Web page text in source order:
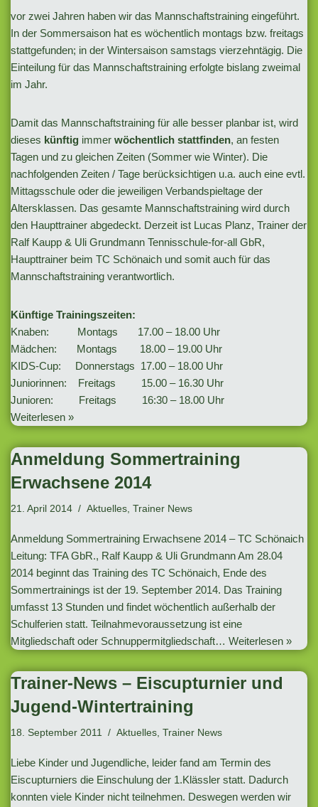
vor zwei Jahren haben wir das Mannschaftstraining eingeführt.
In der Sommersaison hat es wöchentlich montags bzw. freitags
stattgefunden; in der Wintersaison samstags vierzehntägig. Die
Einteilung für das Mannschaftstraining erfolgte bislang zweimal
im Jahr.
Damit das Mannschaftstraining für alle besser planbar ist, wird
dieses künftig immer wöchentlich stattfinden, an festen
Tagen und zu gleichen Zeiten (Sommer wie Winter). Die
nachfolgenden Zeiten / Tage berücksichtigen u.a. auch eine evtl.
Mittagsschule oder die jeweiligen Verbandspieltage der
Altersklassen. Das gesamte Mannschaftstraining wird durch
den Haupttrainer abgedeckt. Derzeit ist Lucas Planz, Trainer der
Ralf Kaupp & Uli Grundmann Tennisschule-for-all GbR,
Haupttrainer beim TC Schönaich und somit auch für das
Mannschaftstraining verantwortlich.
Künftige Trainingszeiten:
Knaben: Montags 17.00 – 18.00 Uhr
Mädchen: Montags 18.00 – 19.00 Uhr
KIDS-Cup: Donnerstags 17.00 – 18.00 Uhr
Juniorinnen: Freitags 15.00 – 16.30 Uhr
Junioren: Freitags 16:30 – 18.00 Uhr
Weiterlesen »
Anmeldung Sommertraining
Erwachsene 2014
21. April 2014 Aktuelles, Trainer News
Anmeldung Sommertraining Erwachsene 2014 – TC Schönaich
Leitung: TFA GbR., Ralf Kaupp & Uli Grundmann Am 28.04
2014 beginnt das Training des TC Schönaich, Ende des
Sommertrainings ist der 19. September 2014. Das Training
umfasst 13 Stunden und findet wöchentlich außerhalb der
Schulferien statt. Teilnahmevoraussetzung ist eine
Mitgliedschaft oder Schnuppermitgliedschaft… Weiterlesen »
Trainer-News – Eiscupturnier und
Jugend-Wintertraining
18. September 2011 Aktuelles, Trainer News
Liebe Kinder und Jugendliche, leider fand am Termin des
Eiscupturniers die Einschulung der 1.Klässler statt. Dadurch
konnten viele Kinder nicht teilnehmen. Deswegen werden wir